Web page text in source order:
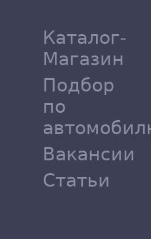
Каталог-
Магазин
Подбор
по
Вакансии
Статьи